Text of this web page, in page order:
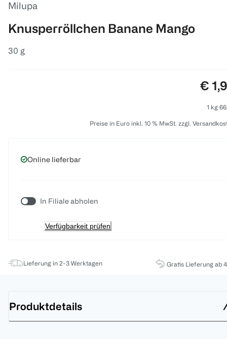
Milupa
Knusperröllchen Banane Mango
30 g
€
1 kg
Preise in Euro inkl. 10 % MwSt. zzgl.
Online lieferbar
In Filiale abholen
Verfügbarkeit prüfen
Lieferung in 2-3 Werktagen Gratis Lieferung ab
Produktdetails